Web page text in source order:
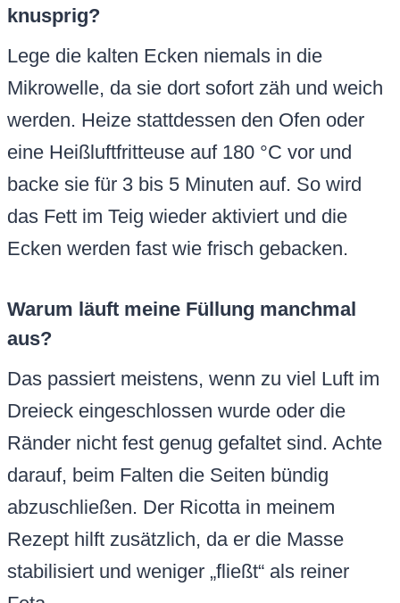
knusprig?
Lege die kalten Ecken niemals in die
Mikrowelle, da sie dort sofort zäh und weich
werden. Heize stattdessen den Ofen oder
eine Heißluftfritteuse auf 180 °C vor und
backe sie für 3 bis 5 Minuten auf. So wird
das Fett im Teig wieder aktiviert und die
Ecken werden fast wie frisch gebacken.
Warum läuft meine Füllung manchmal
aus?
Das passiert meistens, wenn zu viel Luft im
Dreieck eingeschlossen wurde oder die
Ränder nicht fest genug gefaltet sind. Achte
darauf, beim Falten die Seiten bündig
abzuschließen. Der Ricotta in meinem
Rezept hilft zusätzlich, da er die Masse
stabilisiert und weniger „fließt“ als reiner